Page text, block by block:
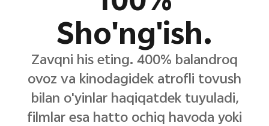
Sho'ng'ish.
Zavqni his eting. 400% balandroq
ovoz va kinodagidek atrofli tovush
bilan o'yinlar haqiqatdek tuyuladi,
filmlar esa hatto ochiq havoda yoki